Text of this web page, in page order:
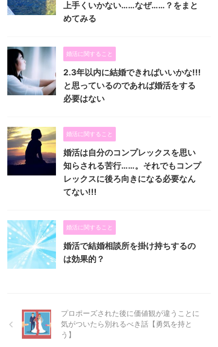
上手くいかない……なぜ……？をまと
めてみる
婚活に関すること
2.3年以内に結婚できればいいかな!!!
と思っているのであれば婚活をする
必要はない
婚活に関すること
婚活は自分のコンプレックスを思い
知らされる苦行……。それでもコンプ
レックスに後ろ向きになる必要なん
てない!!!
婚活に関すること
婚活で結婚相談所を掛け持ちするの
は効果的？
プロポーズされた後に価値観が違うことに
気がついたら別れるべき話【勇気を持と
う】